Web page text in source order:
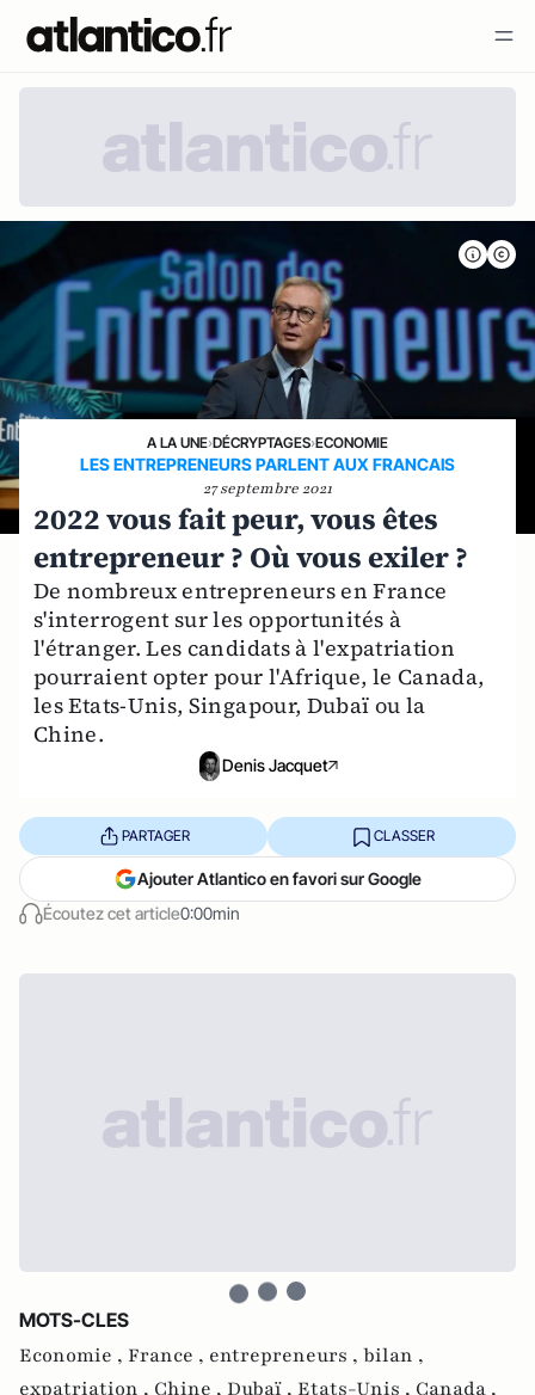
A LA UNE›DÉCRYPTAGES›ECONOMIE
LES ENTREPRENEURS PARLENT AUX FRANCAIS
27 septembre 2021
2022 vous fait peur, vous êtes
entrepreneur ? Où vous exiler ?
De nombreux entrepreneurs en France
s'interrogent sur les opportunités à
l'étranger. Les candidats à l'expatriation
pourraient opter pour l'Afrique, le Canada,
les Etats-Unis, Singapour, Dubaï ou la
Chine.
Denis Jacquet
Écoutez cet article0:00min
PARTAGER CLASSER
Ajouter Atlantico en favori sur Google
MOTS-CLES
Economie , France , entrepreneurs , bilan ,
expatriation , Chine , Dubaï , Etats-Unis , Canada ,